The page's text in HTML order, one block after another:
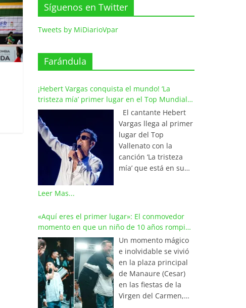
Síguenos en Twitter
Tweets by MiDiarioVpar
Farándula
¡Hebert Vargas conquista el mundo! ‘La
tristeza mía’ primer lugar en el Top Mundial
del Vallenato
El cantante Hebert
Vargas llega al primer
lugar del Top
Vallenato con la
canción ‘La tristeza
mía’ que está en su
de los listados
musicales en
Colombia y países de
América y Europa.
Esta emotiva
composición del
maestro Wilfran
Castillo se posicionó
en el primer lugar de
Leer Mas...
«Aquí eres el primer lugar»: El conmovedor
momento en que un niño de 10 años rompió
en llanto al cantar con Iván Villazón
Un momento mágico
e inolvidable se vivió
en la plaza principal
de Manaure (Cesar)
en las fiestas de la
Virgen del Carmen,